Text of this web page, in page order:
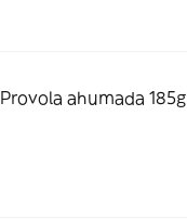
Provola ahumada 185g